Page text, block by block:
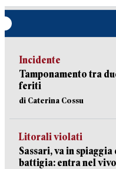
Incidente
Tamponamento tra
feriti
di Caterina Cossu
Litorali violati
Sassari, va in
battigia: entra nel